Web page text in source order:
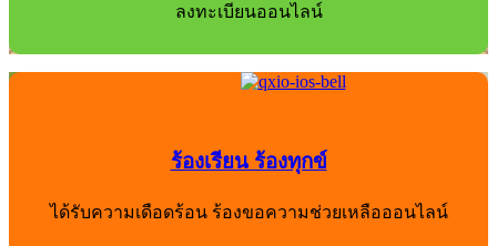
ลงทะเบียนออนไลน์
ร้องเรียน ร้องทุกข์
ได้รับความเดือดร้อน ร้องขอความช่วยเหลือออนไลน์